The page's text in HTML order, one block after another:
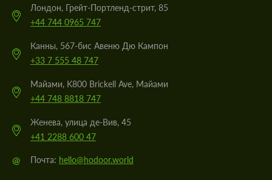
Лондон, Грейт-Портленд-стрит, 85
+44 744 0965 747
Канны, 567-бис Авеню Дю Кампон
+33 7 555 48 747
Майами, K800 Brickell Ave, Майами
+44 748 8818 747
Женева, улица де-Вив, 45
+41 2288 600 47
@ Почта: hello@hodoor.world